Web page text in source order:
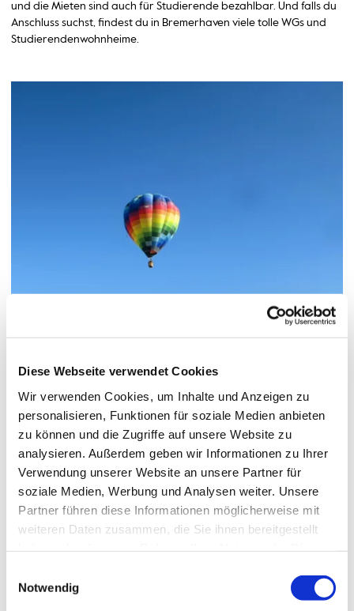
Diese Webseite verwendet Cookies
Wir verwenden Cookies, um Inhalte und Anzeigen zu
personalisieren, Funktionen für soziale Medien anbieten
zu können und die Zugriffe auf unsere Website zu
analysieren. Außerdem geben wir Informationen zu Ihrer
Verwendung unserer Website an unsere Partner für
soziale Medien, Werbung und Analysen weiter. Unsere
Partner führen diese Informationen möglicherweise mit
weiteren Daten zusammen, die Sie ihnen bereitgestellt
Notwendig
und die Mieten sind auch für Studierende bezahlbar. Und falls du
Anschluss suchst, findest du in Bremerhaven viele tolle WGs und
Studierendenwohnheime.
leichte Brise, die dich mit reichlich Denk-Sauerstoff versorgt. Und
gelegentlich pusten orkanartige Windböen den Kopf tüchtig frei –
zum Beispiel für die nächste Klausur.